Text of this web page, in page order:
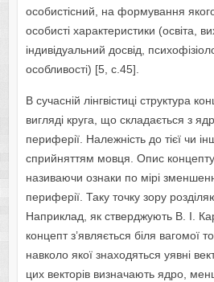
особистісний, на формування
особисті характеристики (освіта,
індивідуальний досвід,
особливості) [5, с.45].
В сучасній лінгвістиці структура
вигляді круга, що складається з
периферії. Належність до тієї чи
сприйняттям мовця. Опис
називаючи ознаки по мірі
периферії. Таку точку зору
Наприклад, як стверджують В. І.
концепт з’являється біля вагомої
навколо якої знаходяться уявні
цих векторів визначають ядро,